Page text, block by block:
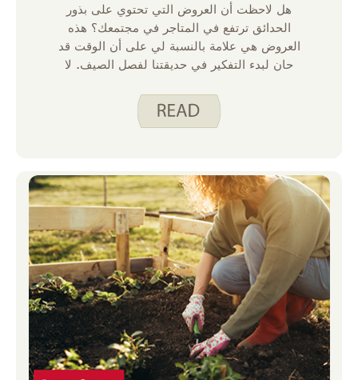
هل لاحظت أن العروض التي تحتوي على بذور
الحدائق ترتفع في المتاجر في مجتمعك؟ هذه
العروض هي علامة بالنسبة لي على أن الوقت قد
حان لبدء التفكير في حديقتنا لفصل الصيف. لا
التجمد ، ولكن من الممتع البدء في التخطيط لما
نريد زراعته. بالنسبة لنا ، الحديقة هي مشروع
ماذا لو أكل النباتات؟ ماذا لو لم يعجبنا ما نزرعه؟